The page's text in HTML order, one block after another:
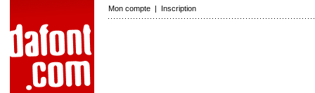
Mon compte | Inscription